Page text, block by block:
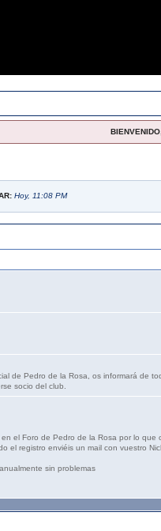
Hoy, 11:08 PM
de Pedro de la Rosa, os informará de
socio del club.
el Foro de Pedro de la Rosa por lo
el registro enviéis un mail con vuestro
sin problemas